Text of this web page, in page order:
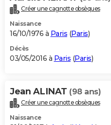
Créer une cagnotte obsèques
Naissance
16/10/1976 à Paris (Paris)
Décès
03/05/2016 à Paris (Paris)
Jean ALINAT (98 ans)
Créer une cagnotte obsèques
Naissance